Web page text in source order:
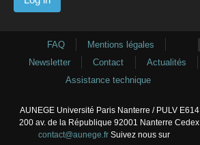
FAQ
Mentions légales
Newsletter
Contact
Actualités
Assistance technique
AUNEGE Université Paris Nanterre / PULV E614
200 av. de la République 92001 Nanterre Cedex
contact@aunege.frSuivez nous sur